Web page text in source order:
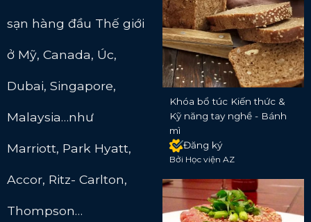
sạn hàng đầu Thế giới
ở Mỹ, Canada, Úc,
Dubai, Singapore,
Malaysia…như
Marriott, Park Hyatt,
Accor, Ritz- Carlton,
Thompson…
Khóa bổ túc Kiến thức &
Kỹ năng tay nghề - Bánh
mì
Đăng ký
Bởi Học viện AZ